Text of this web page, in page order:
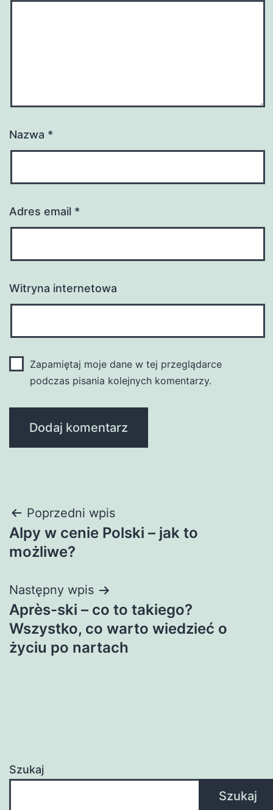
Nazwa *
Adres email *
Witryna internetowa
Zapamiętaj moje dane w tej przeglądarce
podczas pisania kolejnych komentarzy.
Nawigacja
wpisu
Poprzedni wpis
Alpy w cenie Polski – jak to
możliwe?
Następny wpis
Après-ski – co to takiego?
Wszystko, co warto wiedzieć o
życiu po nartach
Szukaj
Szukaj